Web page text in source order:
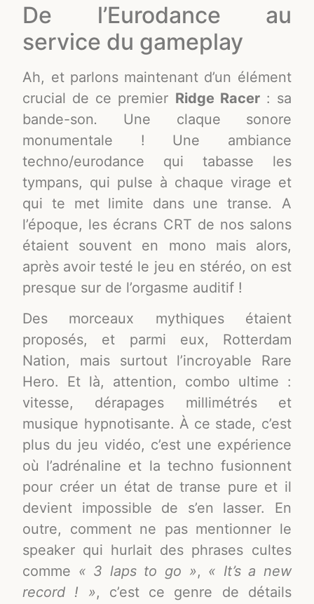
De l’Eurodance au
service du gameplay
Ah, et parlons maintenant d’un élément
crucial de ce premier Ridge Racer: sa
bande-son.
Une claque sonore
monumentale ! Une ambiance
techno/eurodance qui tabasse les
tympans, qui pulse à chaque virage et
qui te met limite dans une transe.
A
l’époque, les écrans CRT de nos salons
étaient souvent en mono mais alors,
après avoir testé le jeu en stéréo, on est
presque sur de l’orgasme auditif !
Des morceaux mythiques étaient
proposés, et parmi eux, Rotterdam
Nation, mais surtout l’incroyable Rare
Hero. Et là, attention, combo ultime :
vitesse, dérapages millimétrés et
musique hypnotisante. À ce stade, c’est
plus du jeu vidéo, c’est une expérience
où l’adrénaline et la techno fusionnent
pour créer un état de transe pure et il
devient impossible de s’en lasser. En
outre, comment ne pas mentionner le
speaker qui hurlait des phrases cultes
comme « 3 laps to go », « It’s a new
record ! », c’est ce genre de détails